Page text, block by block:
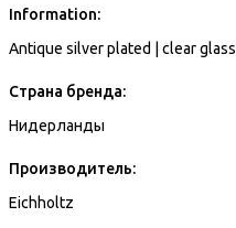
Information:
Antique silver plated | clear glass
Страна бренда:
Нидерланды
Производитель:
Eichholtz